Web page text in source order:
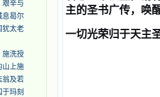
艰辛与
息曷尔
犹太老
施洗授
山上施
翁及若
玛刻
主的圣书广传，唤
一切光荣归于天主